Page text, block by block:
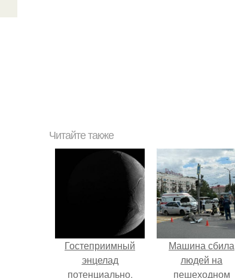
Читайте также
Гостеприимный
энцелад
потенциально.
Машина сбила
людей на
пешеходном